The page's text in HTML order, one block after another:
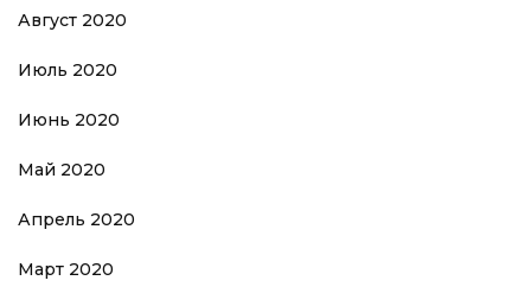
Август 2020
Июль 2020
Июнь 2020
Май 2020
Апрель 2020
Март 2020